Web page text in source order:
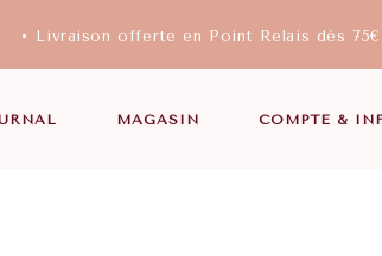
• Livraison offerte en Point Relais dès 75€
MAGASIN COMPTE &